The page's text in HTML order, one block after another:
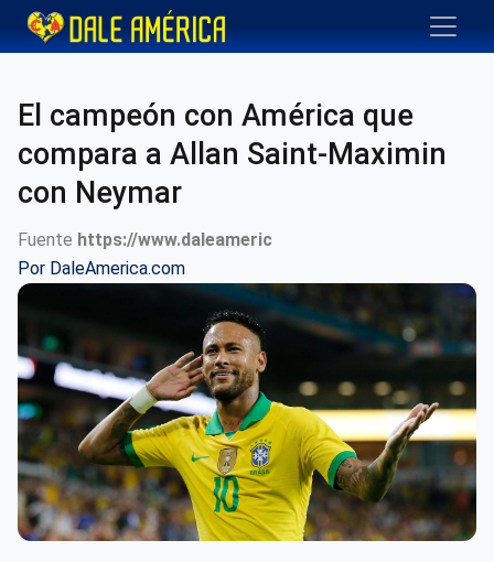
El campeón con América que
compara a Allan Saint-Maximin
con Neymar
Fuente https://www.daleameric
Por DaleAmerica.com